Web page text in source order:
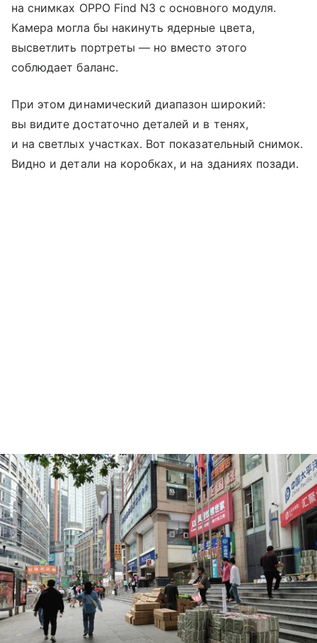
на снимках OPPO Find N3 с основного модуля.
Камера могла бы накинуть ядерные цвета,
высветлить портреты — но вместо этого
соблюдает баланс.
При этом динамический диапазон широкий:
вы видите достаточно деталей и в тенях,
и на светлых участках. Вот показательный снимок.
Видно и детали на коробках, и на зданиях позади.